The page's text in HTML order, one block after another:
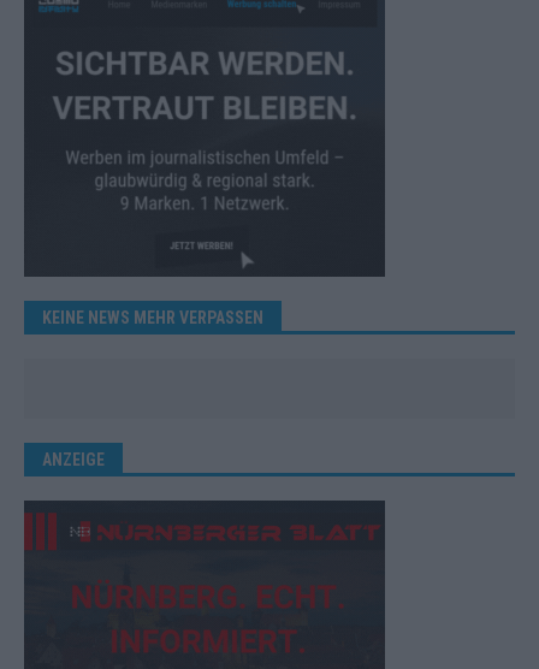
KEINE NEWS MEHR VERPASSEN
ANZEIGE